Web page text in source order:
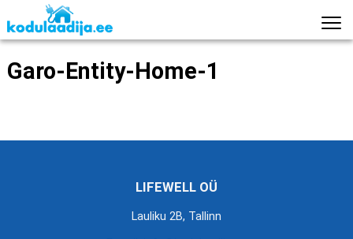
Garo-Entity-Home-1
LIFEWELL OÜ
Lauliku 2B, Tallinn